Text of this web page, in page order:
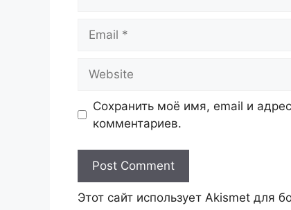
Сохранить моё имя, email и
комментариев.
Этот сайт использует Akismet для